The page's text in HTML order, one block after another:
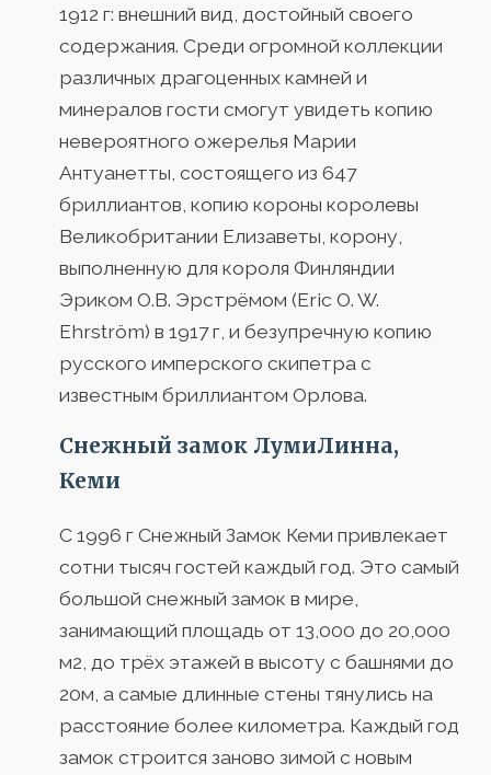
1912 г: внешний вид, достойный своего
содержания. Среди огромной коллекции
различных драгоценных камней и
минералов гости смогут увидеть копию
невероятного ожерелья Марии
Антуанетты, состоящего из 647
бриллиантов, копию короны королевы
Великобритании Елизаветы, корону,
выполненную для короля Финляндии
Эриком О.В. Эрстрёмом (Eric O. W.
Ehrström) в 1917 г, и безупречную копию
русского имперского скипетра с
известным бриллиантом Орлова.
Снежный замок ЛумиЛинна,
Кеми
С 1996 г Снежный Замок Кеми привлекает
сотни тысяч гостей каждый год. Это самый
большой снежный замок в мире,
занимающий площадь от 13,000 до 20,000
м2, до трёх этажей в высоту с башнями до
20м, а самые длинные стены тянулись на
расстояние более километра. Каждый год
замок строится заново зимой с новым